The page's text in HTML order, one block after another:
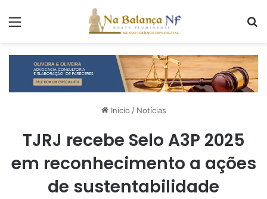
Início / Notícias
TJRJ recebe Selo A3P 2025
em reconhecimento a ações
de sustentabilidade